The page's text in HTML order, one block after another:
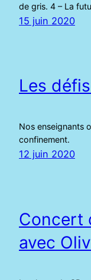
de gris. 4 – La
15 juin 2020
Les
Nos enseignants
confinement.
12 juin 2020
Concert
avec